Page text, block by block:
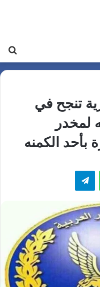
تنجح في
لمخدر
الكمنه
واتساب